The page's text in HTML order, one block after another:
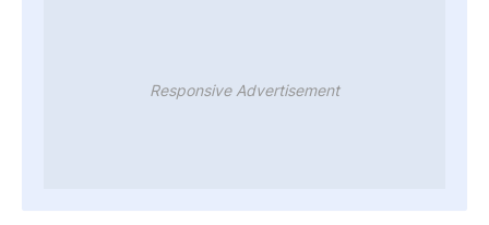
Responsive Advertisement